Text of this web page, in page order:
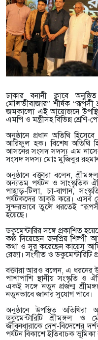
ঢাকার বনানী ক্লাবে
মৌলভীবাজার” শীর্ষক “রূপসী
জমকালো এই আয়োজনে উপস্থিত
এমপি ও মন্ত্রীসহ বিভিন্ন শ্রেণি-
অনুষ্ঠানে প্রধান অতিথি
আরিফুল হক। বিশেষ অতিথি
আসনের সংসদ সদস্য এম
সংসদ সদস্য মোঃ মুজিবুর
অনুষ্ঠানে বক্তারা বলেন,
অন্যতম পর্যটন ও সাংস্কৃতিক
পাহাড়-টিলা, চা-বাগান,
পর্যটকদের আকৃষ্ট করে। এসব
সুন্দরভাবে তুলে ধরতেই
হয়েছে।
ডকুমেন্টারির সঙ্গে প্রকাশিত
কণ্ঠ দিয়েছেন জনপ্রিয়
কথা ও সুর করেছেন কায়েস
রেজা। সংগীত ও ডকুমেন্টারিটি
বক্তারা আরও বলেন, এ ধরনের
পাশাপাশি স্থানীয় সংস্কৃতি ও
একই সঙ্গে নতুন প্রজন্ম
নতুনভাবে জানার সুযোগ পাবে।
অনুষ্ঠানে উপস্থিত
ডকুমেন্টারিটি শ্রীমঙ্গল ও
জীবনধারাকে দেশ-বিদেশের
পর্যটন বিকাশে ইতিবাচক ভূমিকা